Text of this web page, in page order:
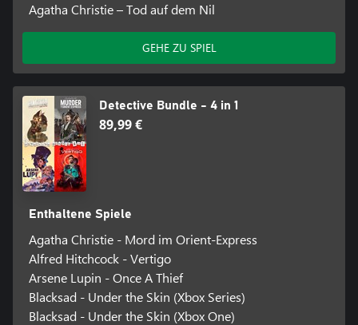
Agatha Christie – Tod auf dem Nil
GEHE ZU SPIEL
Detective Bundle - 4 in 1
89,99 €
Enthaltene Spiele
Agatha Christie - Mord im Orient-Express
Alfred Hitchcock - Vertigo
Arsene Lupin - Once A Thief
Blacksad - Under the Skin (Xbox Series)
Blacksad - Under the Skin (Xbox One)